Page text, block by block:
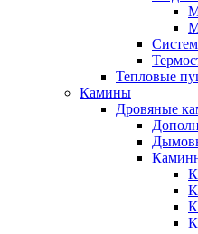
Тепловые
Камины
Дровяные